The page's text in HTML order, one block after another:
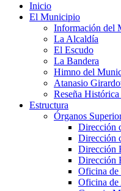
Inicio
El Municipio
Información del
La Alcaldía
El Escudo
La Bandera
Himno del
Atanasio
Reseña
Estructura
Órganos
Dirección
Dirección
Dirección
Dirección
Oficina de
Oficina de